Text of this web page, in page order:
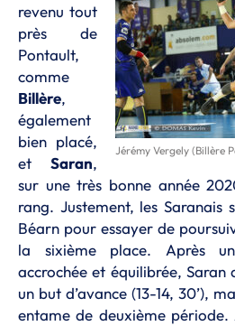
Jérémy Vergely (Billère
revenu tout
près de
Pontault,
comme
Billère,
également
bien placé,
et Saran,
sur une très bonne année
rang. Justement, les Saranais
Béarn pour essayer de
la sixième place. Après
accrochée et équilibrée,
un but d’avance (13-14, 30’),
entame de deuxième période.